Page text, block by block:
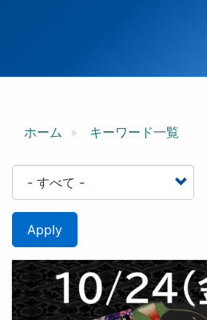
ホーム キーワード一覧
Apply